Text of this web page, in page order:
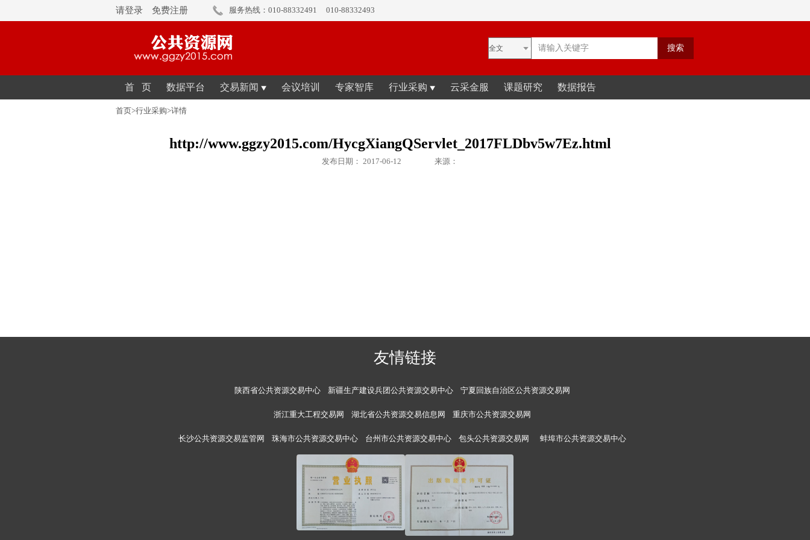
请登录 免费注册 服务热线：010-88332491 010-88332493
首 页 数据平台 交易新闻 会议培训 专家智库 行业采购 云采金服 课题研究 数据报告
首页>行业采购>详情
http://www.ggzy2015.com/HycgXiangQServlet_2017FLDbv5w7Ez.html
发布日期： 2017-06-12 来源：
友情链接
陕西省公共资源交易中心 新疆生产建设兵团公共资源交易中心 宁夏回族自治区公共资源交易网
浙江重大工程交易网 湖北省公共资源交易信息网 重庆市公共资源交易网
长沙公共资源交易监管网 珠海市公共资源交易中心 台州市公共资源交易中心 包头公共资源交易网 蚌埠市公共资源交易中心